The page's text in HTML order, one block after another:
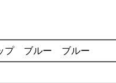
プ ブルー ブルー